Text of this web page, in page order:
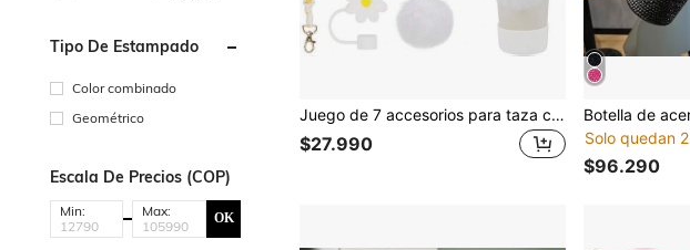
Tipo De Estampado
Color combinado
Geométrico
Escala De Precios (COP)
Min: Max: OK
Juego de 7 accesorios para taza compatible con el vaso de 30 Oz y 40 Oz, incluye 1 correa para mango de botella de agua, 1 cubierta de silicona para pajita, 1 bota de silicona para taza, 2 colgantes decorativos, útiles escolares
$27.990
Solo quedan 2
$96.290